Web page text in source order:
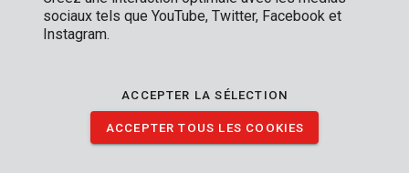
Couverture de protection 0,03mm 4x5m
sociaux tels que YouTube, Twitter, Facebook et
Instagram.
ACCEPTER LA SÉLECTION
ACCEPTER TOUS LES COOKIES